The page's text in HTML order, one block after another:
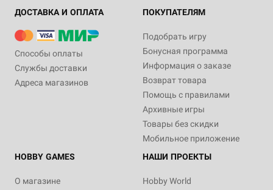
ДОСТАВКА И ОПЛАТА
Способы оплаты
Службы доставки
Адреса магазинов
ПОКУПАТЕЛЯМ
Подобрать игру
Бонусная программа
Информация о заказе
Возврат товара
Помощь с правилами
Архивные игры
Товары без скидки
Мобильное приложение
HOBBY GAMES
О магазине
НАШИ ПРОЕКТЫ
Hobby World